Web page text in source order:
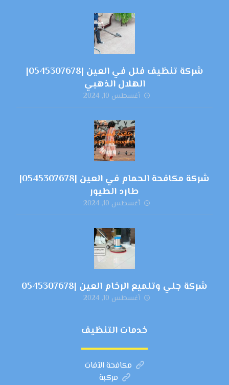
شركة تنظيف فلل في العين |0545307678|
الهلال الذهبي
أغسطس 10, 2024
شركة مكافحة الحمام في العين |0545307678|
طارد الطيور
أغسطس 10, 2024
شركة جلي وتلميع الرخام العين |0545307678
أغسطس 10, 2024
خدمات التنظيف
مكافحة الآفات
مركبة